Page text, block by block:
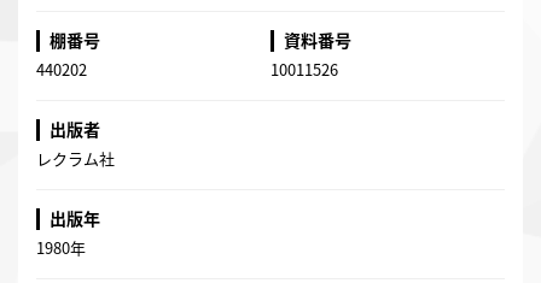
棚番号
440202
資料番号
10011526
出版者
レクラム社
出版年
1980年